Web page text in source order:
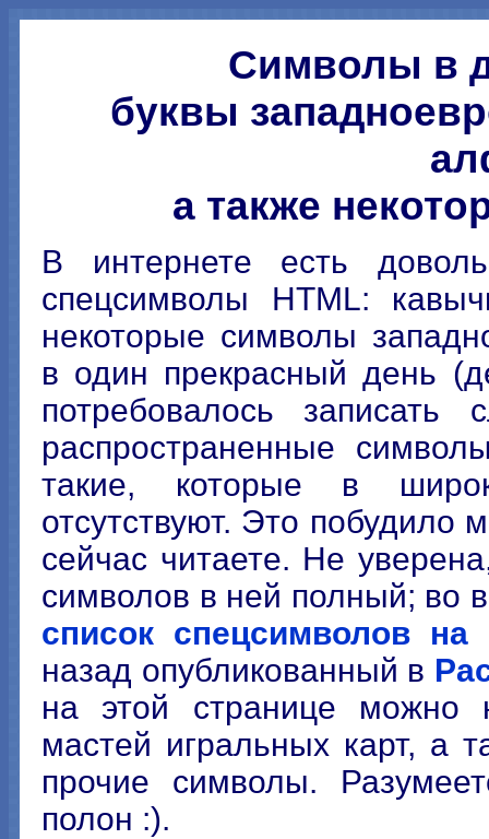
Символы в
буквы
а также
В интернете есть
спецсимволы HTML:
некоторые символы
в один прекрасный день
потребовалось
распространенные
такие, которые в
отсутствуют. Это побудило
сейчас читаете. Не
символов в ней полный; во
список спецсимволов на
назад опубликованный в
на этой странице можно
мастей игральных карт, а
прочие символы.
полон :).